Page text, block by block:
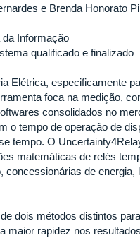
e Brenda Honorato
da Informação
qualificado e finalizado
Elétrica, especificamente
foca na medição,
consolidados no
o tempo de operação de
tempo. O
matemáticas de relés
de energia,
dois métodos distintos
maior rapidez nos